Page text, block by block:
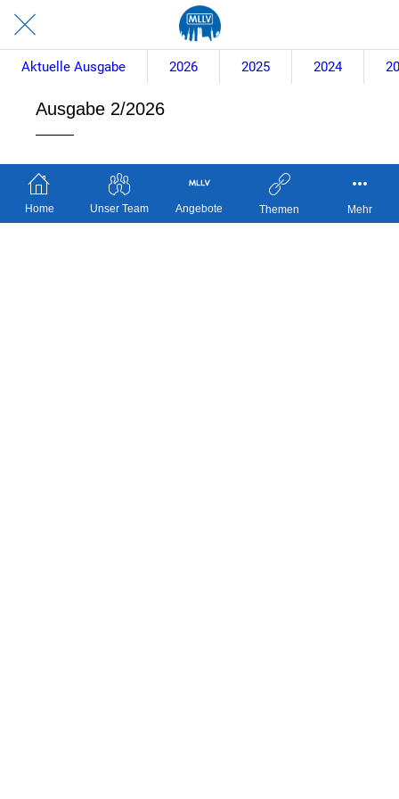
Aktuelle Ausgabe 2026 2025 2024
Ausgabe 2/2026
Home Unser Team Angebote Themen Mehr